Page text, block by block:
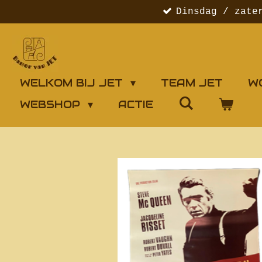
direct
naar
de
hoofdinhoud
Dinsdag /
WELKOM BIJ JET TEAM JET
WEBSHOP
ACTIE